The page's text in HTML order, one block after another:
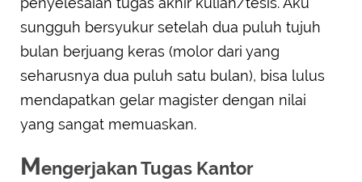
sungguh bersyukur setelah dua puluh tujuh
bulan berjuang keras (molor dari yang
seharusnya dua puluh satu bulan), bisa lulus
mendapatkan gelar magister dengan nilai
yang sangat memuaskan.
Mengerjakan Tugas Kantor